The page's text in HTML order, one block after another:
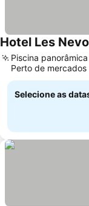
Hotel Les
Piscina
Perto de
Selecione as